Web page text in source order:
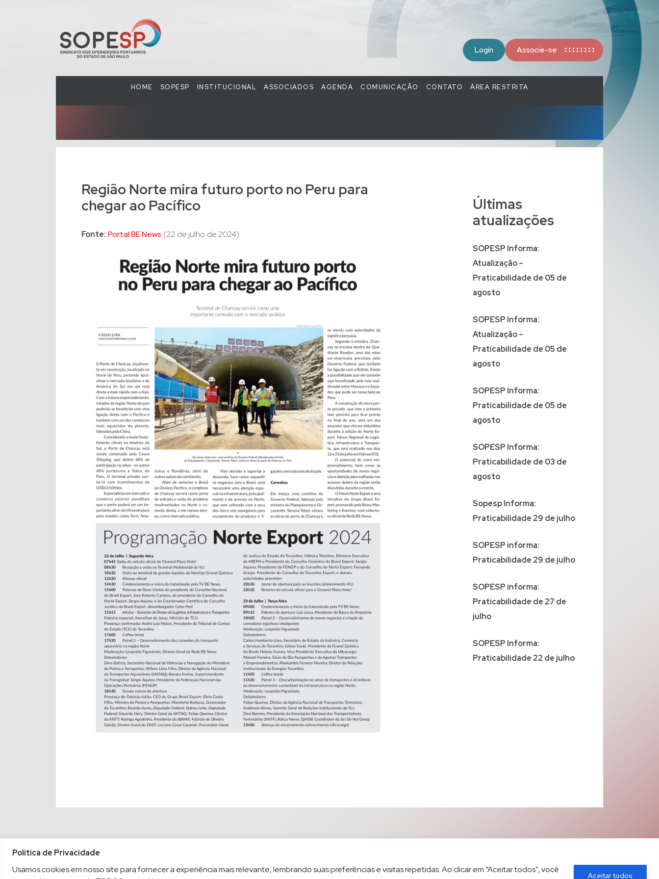
Política de Privacidade
Usamos cookies em nosso site para fornecer a experiência mais relevante, lembrando suas preferências e visitas repetidas. Ao clicar em “Aceitar todos”, você
Aceitar todos
Login Associe-se
HOME SOPESP INSTITUCIONAL ASSOCIADOS AGENDA COMUNICAÇÃO CONTATO ÁREA RESTRITA
Região Norte mira futuro porto no Peru para
chegar ao Pacífico
Fonte: Portal BE News (22 de julho de 2024)
Últimas
atualizações
SOPESP Informa:
Atualização –
Praticabilidade de 05 de
agosto
SOPESP Informa:
Atualização –
Praticabilidade de 05 de
agosto
SOPESP Informa:
Praticabilidade de 05 de
agosto
SOPESP Informa:
Praticabilidade de 03 de
agosto
Sopesp Informa:
Praticabilidade 29 de julho
SOPESP informa:
Praticabilidade 29 de julho
SOPESP informa:
Praticabilidade de 27 de
julho
SOPESP Informa:
Praticabilidade 22 de julho